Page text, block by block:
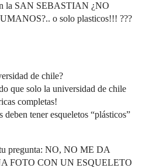
la SAN SEBASTIAN ¿NO
o solo plasticos!!! ???
de chile?
que solo la universidad de chile
completas!
deben tener esqueletos “plásticos”
pregunta: NO, NO ME DA
FOTO CON UN ESQUELETO